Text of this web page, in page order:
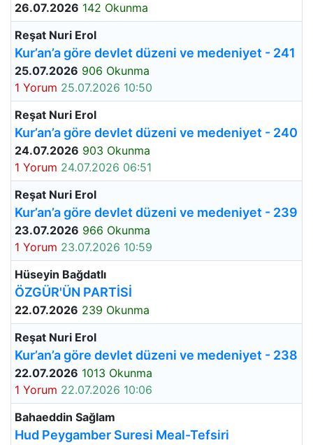
26.07.2026 142 Okunma
Reşat Nuri Erol
Kur’an’a göre devlet düzeni ve medeniyet - 241
25.07.2026 906 Okunma
1 Yorum 25.07.2026 10:50
Reşat Nuri Erol
Kur’an’a göre devlet düzeni ve medeniyet - 240
24.07.2026 903 Okunma
1 Yorum 24.07.2026 06:51
Reşat Nuri Erol
Kur’an’a göre devlet düzeni ve medeniyet - 239
23.07.2026 966 Okunma
1 Yorum 23.07.2026 10:59
Hüseyin Bağdatlı
ÖZGÜR'ÜN PARTİSİ
22.07.2026 239 Okunma
Reşat Nuri Erol
Kur’an’a göre devlet düzeni ve medeniyet - 238
22.07.2026 1013 Okunma
1 Yorum 22.07.2026 10:06
Bahaeddin Sağlam
Hud Peygamber Suresi Meal-Tefsiri